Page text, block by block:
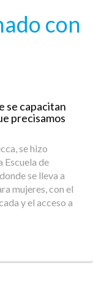
con
se capacitan
precisamos
se hizo
Escuela de
se lleva a
mujeres, con el
y el acceso a